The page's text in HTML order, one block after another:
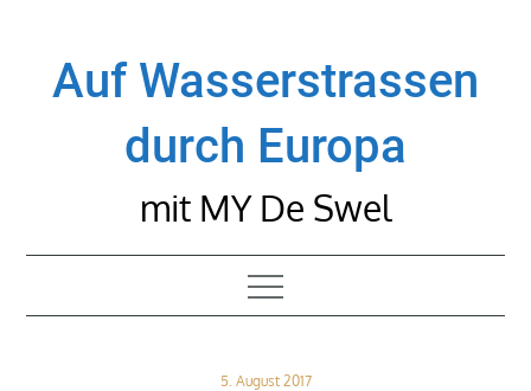
contentAuf Wasserstrassen
durch Europa
mit MY De Swel
Posted
5. August 2017